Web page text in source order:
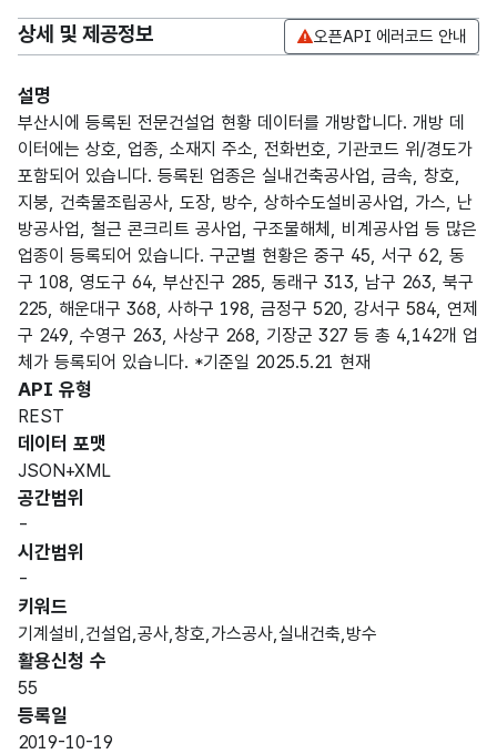
상세 및 제공정보 오픈API 에러코드 안내
설명
부산시에 등록된 전문건설업 현황 데이터를 개방합니다. 개방 데
이터에는 상호, 업종, 소재지 주소, 전화번호, 기관코드 위/경도가
포함되어 있습니다. 등록된 업종은 실내건축공사업, 금속, 창호,
지붕, 건축물조립공사, 도장, 방수, 상하수도설비공사업, 가스, 난
방공사업, 철근 콘크리트 공사업, 구조물해체, 비계공사업 등 많은
업종이 등록되어 있습니다. 구군별 현황은 중구 45, 서구 62, 동
구 108, 영도구 64, 부산진구 285, 동래구 313, 남구 263, 북구
225, 해운대구 368, 사하구 198, 금정구 520, 강서구 584, 연제
구 249, 수영구 263, 사상구 268, 기장군 327 등 총 4,142개 업
체가 등록되어 있습니다. *기준일 2025.5.21 현재
API 유형
REST
데이터 포맷
JSON+XML
공간범위
-
시간범위
-
키워드
기계설비,건설업,공사,창호,가스공사,실내건축,방수
활용신청 수
55
등록일
2019-10-19